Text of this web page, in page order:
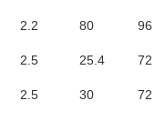
2.2 80 96
2.5 25.4 72
2.5 30 72